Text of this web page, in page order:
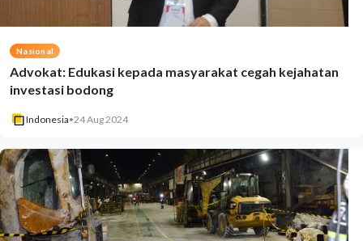
Nasional
Advokat: Edukasi kepada masyarakat cegah kejahatan
investasi bodong
Indonesia•24 Aug 2024